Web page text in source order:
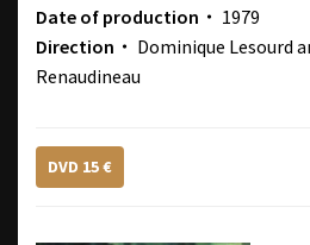
Date of production・ 1979
Direction・ Dominique Lesourd
Renaudineau
DVD 15 €